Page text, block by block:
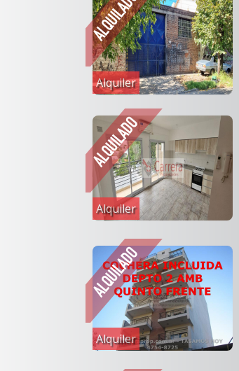
Alquiler
Alquiler
Alquiler